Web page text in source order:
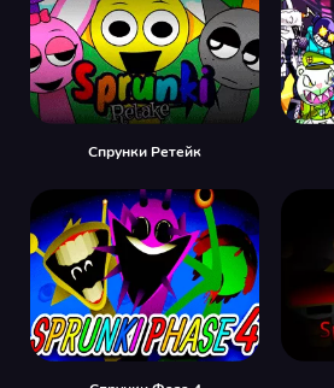
Спрунки Ретейк